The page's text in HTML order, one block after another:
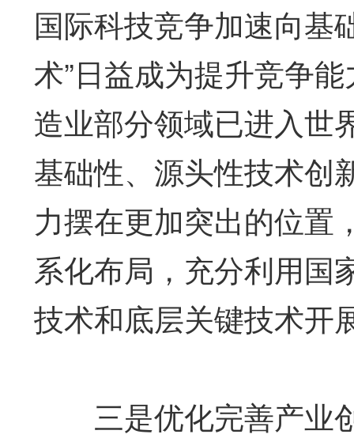
国际科技竞争加速向基
术”日益成为提升竞争
造业部分领域已进入世
基础性、源头性技术创
力摆在更加突出的位置
系化布局，充分利用国
技术和底层关键技术开
三是优化完善产业